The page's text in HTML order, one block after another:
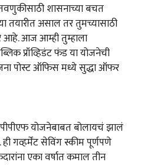
शासनाच्या बचत
तयारीत असाल तर तुमच्यासाठी
आहे. आज आम्ही तुम्हाला
प्रॉव्हिडंट फंड या योजनेची
पोस्ट ऑफिस मध्ये सुद्धा ऑफर
योजनेबाबत बोलायचं झालं
गव्हर्मेंट सेविंग स्कीम पूर्णपणे
एका वर्षात कमाल तीन